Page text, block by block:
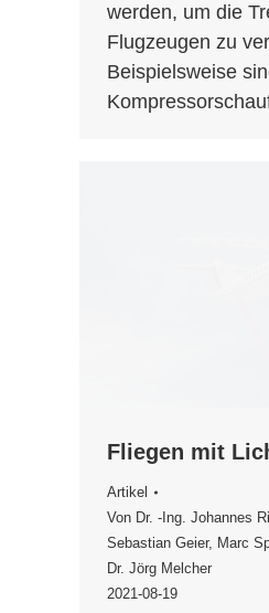
werden, um die
Flugzeugen zu
Beispielsweise
Fliegen mit
Artikel
Von Dr. -Ing. Johannes
Sebastian Geier, Marc
Dr. Jörg Melcher
2021-08-19